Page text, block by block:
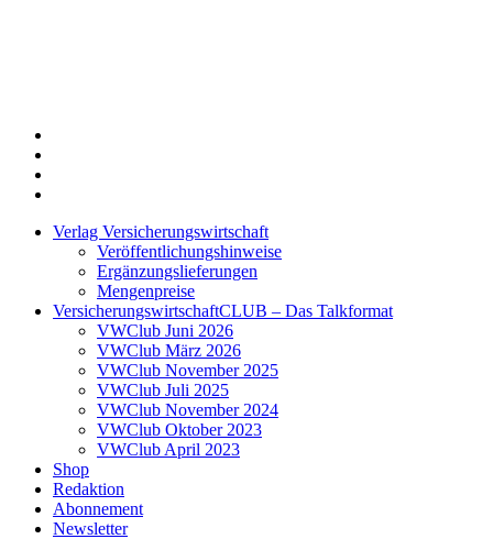
Verlag Versicherungswirtschaft
Veröffentlichungshinweise
Ergänzungslieferungen
Mengenpreise
VersicherungswirtschaftCLUB – Das Talkformat
VWClub Juni 2026
VWClub März 2026
VWClub November 2025
VWClub Juli 2025
VWClub November 2024
VWClub Oktober 2023
VWClub April 2023
Shop
Redaktion
Abonnement
Newsletter